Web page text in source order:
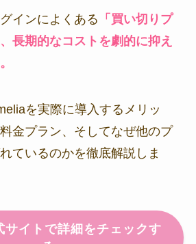
インによくある 「買い切りプ
長期的なコストを劇的に抑え
を実際に導入するメリッ
金プラン、そしてなぜ他のプ
ているのかを徹底解説しま
イトで詳細をチェックす